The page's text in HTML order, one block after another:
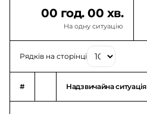
00 год. 00 хв.
На одну ситуацію
Рядків на сторінці
# Надзвичайна ситуація